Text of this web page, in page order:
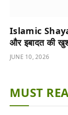
Islamic
और इबादत की
JUNE 10, 2026
MUST